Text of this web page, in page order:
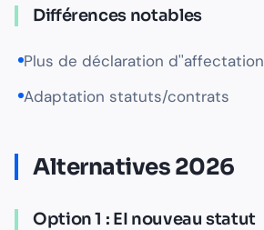
Différences notables
Plus de déclaration d''affectation
Adaptation statuts/contrats
Alternatives 2026
Option 1 : EI nouveau statut